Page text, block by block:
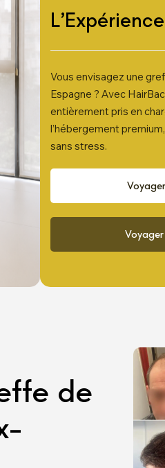
Vous envisagez une
Espagne ? Avec
entièrement pris en
l’hébergement
sans stress.
de